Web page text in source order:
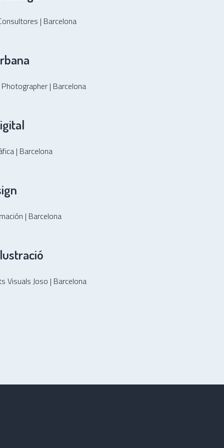
| Barcelona
| Barcelona
| Barcelona
| Barcelona
Visuals Joso | Barcelona